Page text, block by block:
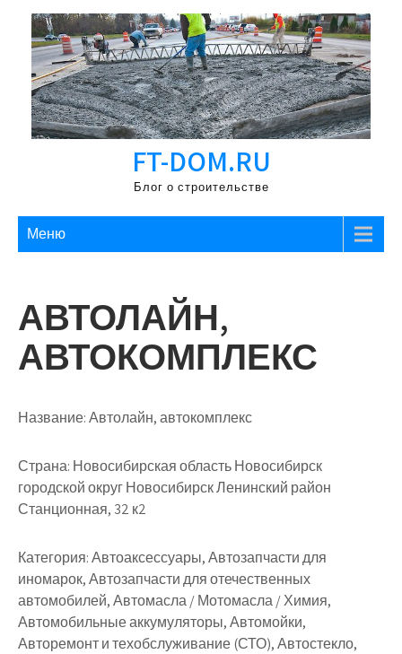
Перейти
содержимому
FT-DOM.RU
Блог о строительстве
Меню
АВТОЛАЙН,
АВТОКОМПЛЕКС
Название:Автолайн, автокомплекс
Страна: Новосибирская область Новосибирск
городской округ Новосибирск Ленинский район
Станционная, 32 к2
Категория:Автоаксессуары, Автозапчасти для
иномарок, Автозапчасти для отечественных
автомобилей, Автомасла / Мотомасла / Химия,
Автомобильные аккумуляторы, Автомойки,
Авторемонт и техобслуживание (СТО), Автостекло,